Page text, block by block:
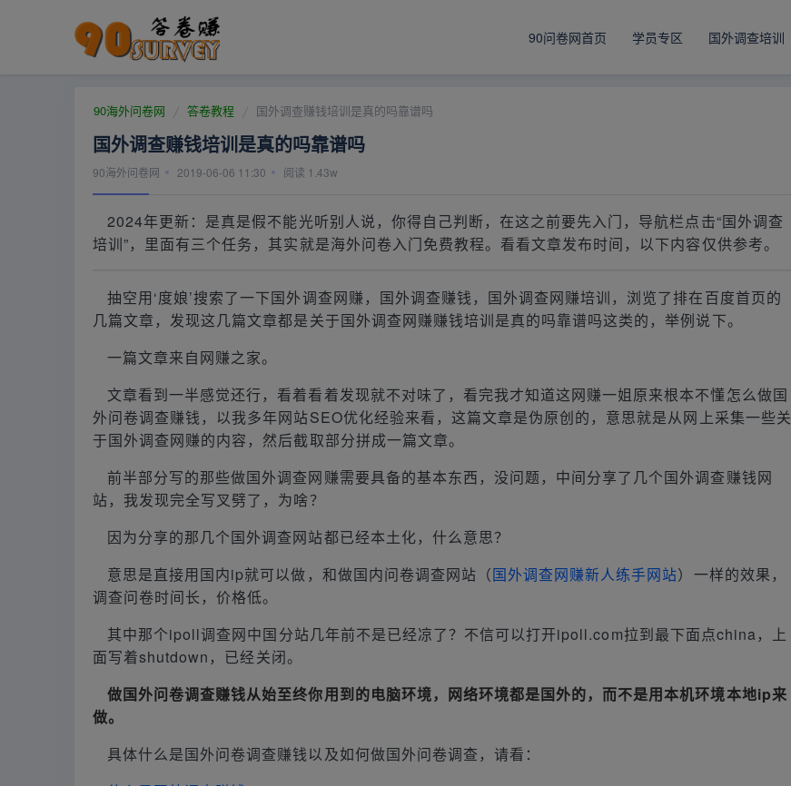
90问卷网首页 学员专区 国外调查培训
90海外问卷网 答卷教程 国外调查赚钱培训是真的吗靠谱吗
国外调查赚钱培训是真的吗靠谱吗
90海外问卷网 2019-06-06 11:30 阅读 1.43w
2024年更新：是真是假不能光听别人说，你得自己判断，在这之前要先入门，导航栏点击“国外调查
培训”，里面有三个任务，其实就是海外问卷入门免费教程。看看文章发布时间，以下内容仅供参考。
抽空用‘度娘’搜索了一下国外调查网赚，国外调查赚钱，国外调查网赚培训，浏览了排在百度首页的
几篇文章，发现这几篇文章都是关于国外调查网赚赚钱培训是真的吗靠谱吗这类的，举例说下。
一篇文章来自网赚之家。
文章看到一半感觉还行，看着看着发现就不对味了，看完我才知道这网赚一姐原来根本不懂怎么做国
外问卷调查赚钱，以我多年网站SEO优化经验来看，这篇文章是伪原创的，意思就是从网上采集一些关
于国外调查网赚的内容，然后截取部分拼成一篇文章。
前半部分写的那些做国外调查网赚需要具备的基本东西，没问题，中间分享了几个国外调查赚钱网
站，我发现完全写叉劈了，为啥？
因为分享的那几个国外调查网站都已经本土化，什么意思？
意思是直接用国内ip就可以做，和做国内问卷调查网站（国外调查网赚新人练手网站）一样的效果，
调查问卷时间长，价格低。
其中那个ipoll调查网中国分站几年前不是已经凉了？不信可以打开ipoll.com拉到最下面点china，上
面写着shutdown，已经关闭。
做国外问卷调查赚钱从始至终你用到的电脑环境，网络环境都是国外的，而不是用本机环境本地ip来
做。
具体什么是国外问卷调查赚钱以及如何做国外问卷调查，请看：